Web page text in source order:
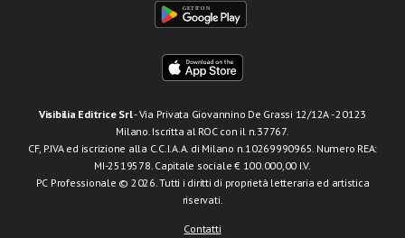
Visibilia Editrice Srl- Via Privata Giovannino De Grassi 12/12A - 20123
Milano. Iscritta al ROC con il n.37767.
CF, P.IVA ed iscrizione alla C.C.I.A.A. di Milano n.10269990965. Numero REA:
MI-2519578. Capitale sociale € 100.000,00 I.V.
PC Professionale © 2026. Tutti i diritti di proprietà letteraria ed artistica
riservati.
Contatti